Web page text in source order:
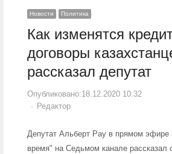
Новости Политика
Как изменятся
договоры
рассказал депутат
Опубликовано:18.12.2020 10:32
Author
Редактор
Депутат Альберт Рау в прямом эфире
время" на Седьмом канале рассказал